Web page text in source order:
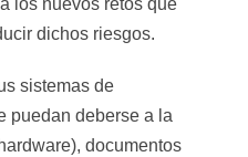
los nuevos retos que
dichos riesgos.
sistemas de
puedan deberse a la
documentos